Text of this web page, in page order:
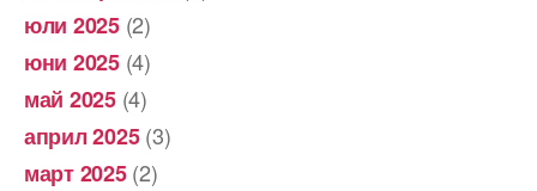
юли 2025(2)
юни 2025(4)
май 2025(4)
април 2025(3)
март 2025(2)